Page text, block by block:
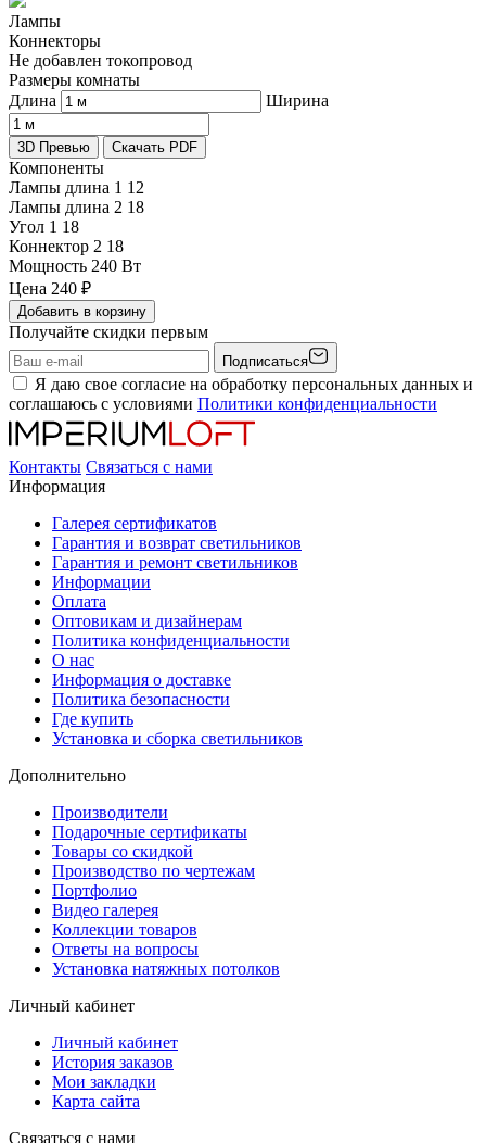
Лампы
Коннекторы
Не добавлен токопровод
Размеры комнаты
Длина
Ширина
3D Превью Скачать PDF
Компоненты
Лампы длина 1 12
Лампы длина 2 18
Угол 1 18
Коннектор 2 18
Мощность 240 Вт
Цена 240 ₽
Добавить в корзину
Получайте скидки первым
Подписаться
Я даю свое согласие на обработку персональных данных и
соглашаюсь с условиями Политики конфиденциальности
Контакты Связаться с нами
Информация
Галерея сертификатов
Гарантия и возврат светильников
Гарантия и ремонт светильников
Информации
Оплата
Оптовикам и дизайнерам
Политика конфиденциальности
О нас
Информация о доставке
Политика безопасности
Где купить
Установка и сборка светильников
Дополнительно
Производители
Подарочные сертификаты
Товары со скидкой
Производство по чертежам
Портфолио
Видео галерея
Коллекции товаров
Ответы на вопросы
Установка натяжных потолков
Личный кабинет
Личный кабинет
История заказов
Мои закладки
Карта сайта
Связаться с нами